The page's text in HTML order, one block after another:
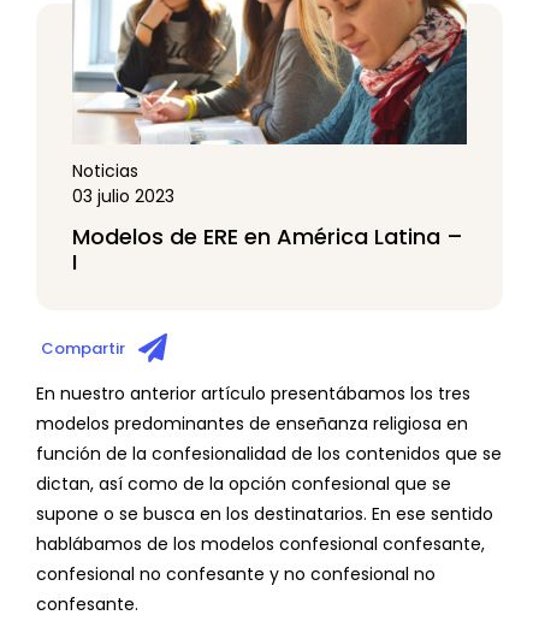
Noticias
03 julio 2023
Modelos de ERE en América Latina –
I
Compartir
En nuestro anterior artículo presentábamos los tres
modelos predominantes de enseñanza religiosa en
función de la confesionalidad de los contenidos que se
dictan, así como de la opción confesional que se
supone o se busca en los destinatarios. En ese sentido
hablábamos de los modelos confesional confesante,
confesional no confesante y no confesional no
confesante.